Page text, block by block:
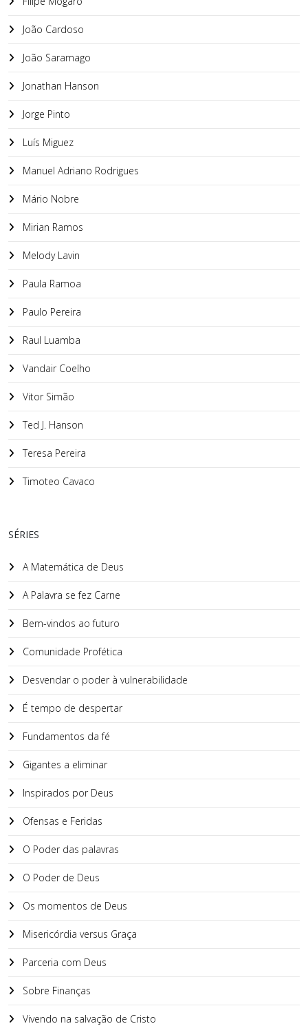
João Cardoso
João Saramago
Jonathan Hanson
Jorge Pinto
Luís Miguez
Manuel Adriano Rodrigues
Mário Nobre
Mirian Ramos
Melody Lavin
Paula Ramoa
Paulo Pereira
Raul Luamba
Vandair Coelho
Vitor Simão
Ted J. Hanson
Teresa Pereira
Timoteo Cavaco
SÉRIES
A Matemática de Deus
A Palavra se fez Carne
Bem-vindos ao futuro
Comunidade Profética
Desvendar o poder à vulnerabilidade
É tempo de despertar
Fundamentos da fé
Gigantes a eliminar
Inspirados por Deus
Ofensas e Feridas
O Poder das palavras
O Poder de Deus
Os momentos de Deus
Misericórdia versus Graça
Parceria com Deus
Sobre Finanças
Vivendo na salvação de Cristo